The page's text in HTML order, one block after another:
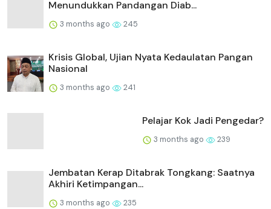
Menundukkan Pandangan Diab...
3 months ago 245
Krisis Global, Ujian Nyata Kedaulatan Pangan
Nasional
3 months ago 241
Pelajar Kok Jadi Pengedar?
3 months ago 239
Jembatan Kerap Ditabrak Tongkang: Saatnya
Akhiri Ketimpangan...
3 months ago 235